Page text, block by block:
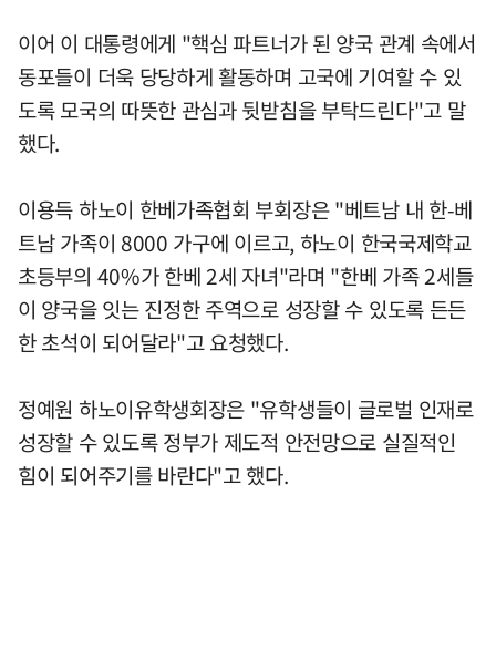
이어 이 대통령에게 "핵심 파트너가 된 양국 관계 속에서
동포들이 더욱 당당하게 활동하며 고국에 기여할 수 있
도록 모국의 따뜻한 관심과 뒷받침을 부탁드린다"고 말
했다.
이용득 하노이 한베가족협회 부회장은 "베트남 내 한-베
트남 가족이 8000 가구에 이르고, 하노이 한국국제학교
초등부의 40%가 한베 2세 자녀"라며 "한베 가족 2세들
이 양국을 잇는 진정한 주역으로 성장할 수 있도록 든든
한 초석이 되어달라"고 요청했다.
정예원 하노이유학생회장은 "유학생들이 글로벌 인재로
성장할 수 있도록 정부가 제도적 안전망으로 실질적인
힘이 되어주기를 바란다"고 했다.